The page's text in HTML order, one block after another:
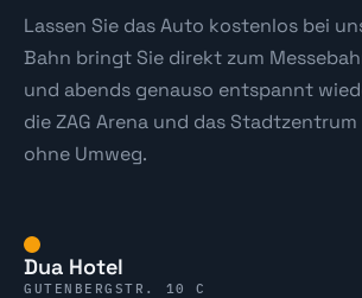
Lassen Sie das Auto kostenlos bei
Bahn bringt Sie direkt zum
und abends genauso entspannt
die ZAG Arena und das
ohne Umweg.
Dua Hotel
GUTENBERGSTR. 10 C